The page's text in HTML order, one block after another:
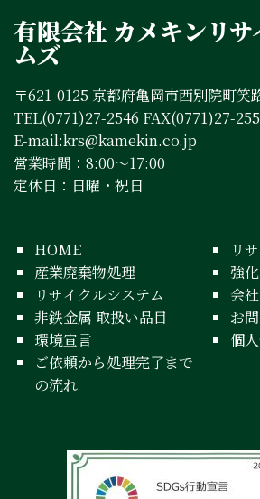
有限会社 カメキンリサ
ムズ
〒621-0125 京都府亀岡市西別院町笑
TEL(0771)27-2546 FAX(0771)27-
E-mail:krs@kamekin.co.jp
営業時間：8:00～17:00
定休日：日曜・祝日
HOME
産業廃棄物処理
リサイクルシステム
非鉄金属 取扱い品目
環境宣言
ご依頼から処理完了まで
の流れ
リ
強
会
お
個